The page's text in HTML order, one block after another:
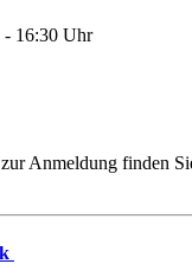
- 16:30 Uhr
Anmeldung finden